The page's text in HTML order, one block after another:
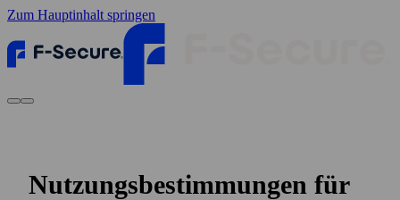
Zum Hauptinhalt springen
Nutzungs­bestimmungen für